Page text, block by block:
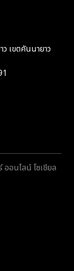
เขตคันนายาว
อนไลน์ โซเชียล